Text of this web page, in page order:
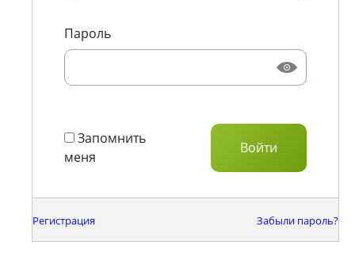
Пароль
Запомнить
меня
Регистрация Забыли пароль?